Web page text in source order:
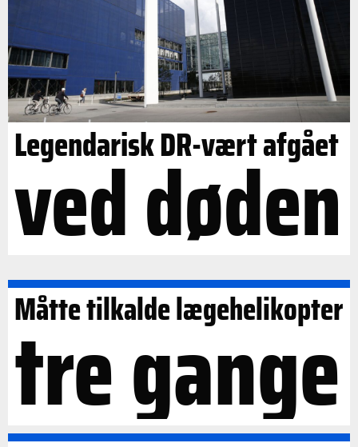
Legendarisk DR-vært afgået
ved døden
Måtte tilkalde lægehelikopter
tre gange